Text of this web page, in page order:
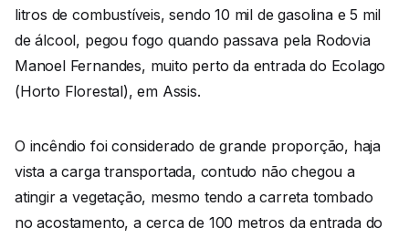
litros de combustíveis, sendo 10 mil de gasolina e 5 mil
de álcool, pegou fogo quando passava pela Rodovia
Manoel Fernandes, muito perto da entrada do Ecolago
(Horto Florestal), em Assis.
O incêndio foi considerado de grande proporção, haja
vista a carga transportada, contudo não chegou a
atingir a vegetação, mesmo tendo a carreta tombado
no acostamento, a cerca de 100 metros da entrada do